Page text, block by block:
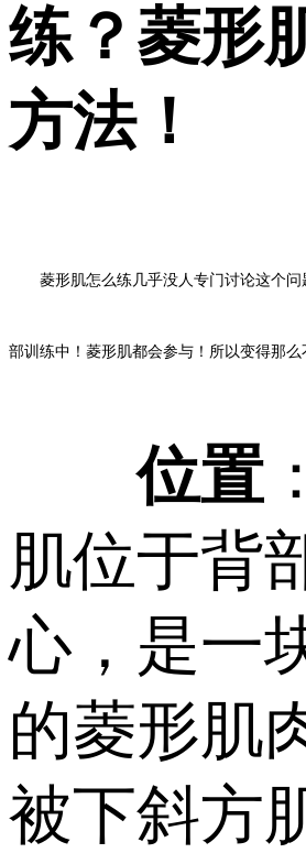
练？菱形
方法！
菱形肌怎么练 几乎没人专门讨论这个
部训练中！菱形肌都会参与！所以变得那么
位置
肌位于背
心，是一
的菱形肌
被下斜方